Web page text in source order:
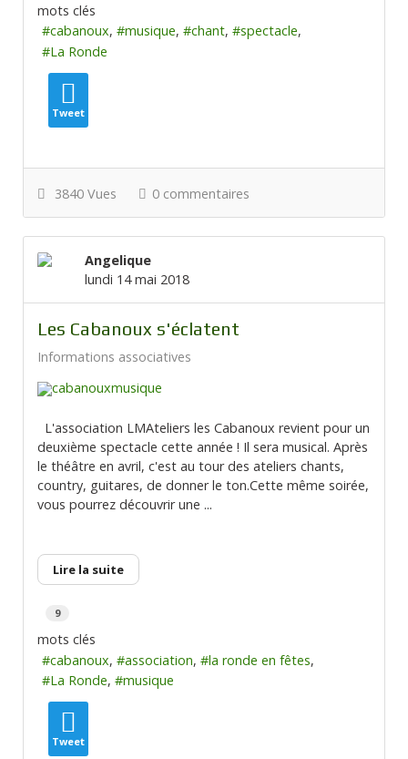
mots clés
cabanoux
musique chant
spectacle
La Ronde
Tweet
3840 Vues 0 commentaires
Angelique
lundi 14 mai 2018
Les Cabanoux s'éclatent
Informations associatives
L'association LMAteliers les Cabanoux revient pour un
deuxième spectacle cette année ! Il sera musical. Après
le théâtre en avril, c'est au tour des ateliers chants,
country, guitares, de donner le ton.Cette même soirée,
vous pourrez découvrir une ...
Lire la suite
9
mots clés
cabanoux
association
la ronde en fêtes
La Ronde
musique
Tweet